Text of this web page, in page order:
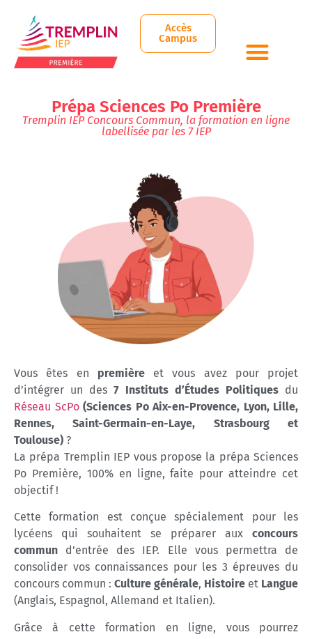
Accès
Campus
Prépa Sciences Po Première
Tremplin IEP Concours Commun, la formation en ligne
labellisée par les 7 IEP
Vous êtes en premièreet vous avez pour projet
d’intégrer un des7 Instituts d’Études Politiquesdu
Réseau ScPo (Sciences Po Aix-en-Provence, Lyon, Lille,
Rennes, Saint-Germain-en-Laye, Strasbourg et
Toulouse) ?
La prépa Tremplin IEP vous propose la prépa Sciences
Po Première, 100% en ligne, faite pour atteindre cet
objectif !
Cette formation est conçue spécialement pour les
lycéens qui souhaitent se préparer aux concours
commun d’entrée des IEP. Elle vous permettra de
consolider vos connaissances pour les 3 épreuves du
concours commun : Culture générale, Histoire et Langue
(Anglais, Espagnol, Allemand et Italien).
Grâce à cette formation en ligne, vous pourrez